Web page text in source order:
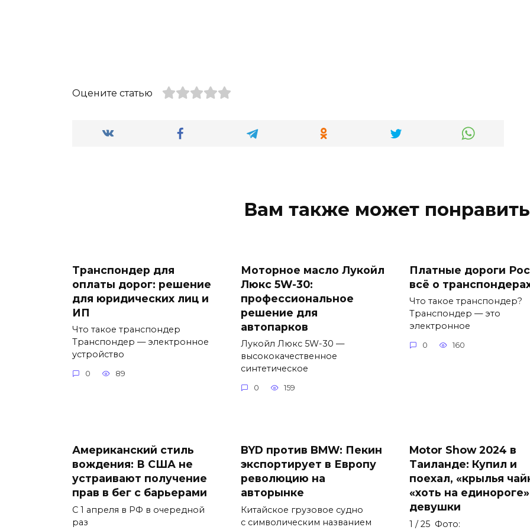
Оцените статью
Вам также может
Транспондер для
оплаты дорог: решение
для юридических лиц и
ИП
Что такое транспондер
Транспондер — электронное
устройство
0 89
Моторное масло Лукойл
Люкс 5W-30:
профессиональное
решение для
автопарков
Лукойл Люкс 5W-30 —
высококачественное
синтетическое
0 159
Платные дороги
всё о
Что такое транспондер?
Транспондер — это
электронное
0 160
Американский стиль
вождения: В США не
устраивают получение
прав в бег с барьерами
С 1 апреля в РФ в очередной
раз
BYD против BMW: Пекин
экспортирует в Европу
революцию на
авторынке
Китайское грузовое судно
с символическим названием
Motor Show 2024 в
Таиланде: Купил и
поехал, «крылья
«хоть на
девушки
1 / 25 Фото: